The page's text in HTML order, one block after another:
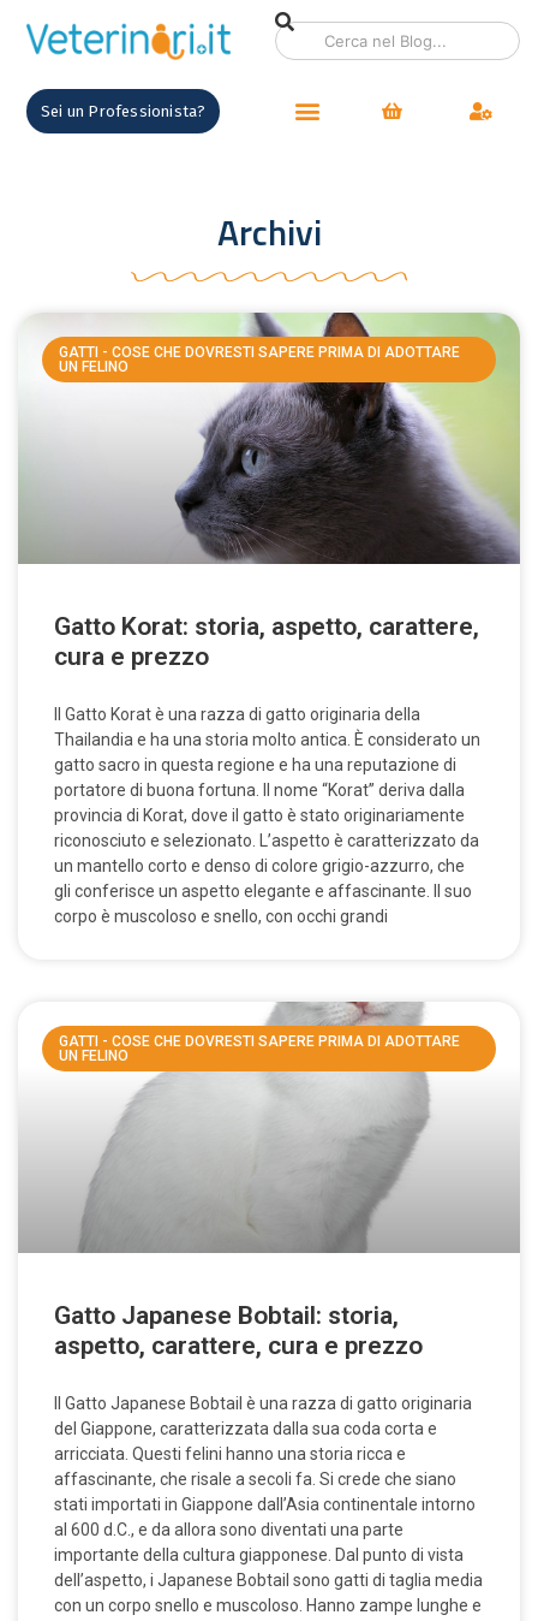
Sei un Professionista?
Archivi
GATTI - COSE CHE DOVRESTI SAPERE PRIMA DI ADOTTARE
UN FELINO
Gatto Korat: storia, aspetto, carattere,
cura e prezzo
Il Gatto Korat è una razza di gatto originaria della
Thailandia e ha una storia molto antica. È considerato un
gatto sacro in questa regione e ha una reputazione di
portatore di buona fortuna. Il nome “Korat” deriva dalla
provincia di Korat, dove il gatto è stato originariamente
riconosciuto e selezionato. L’aspetto è caratterizzato da
un mantello corto e denso di colore grigio-azzurro, che
gli conferisce un aspetto elegante e affascinante. Il suo
corpo è muscoloso e snello, con occhi grandi
GATTI - COSE CHE DOVRESTI SAPERE PRIMA DI ADOTTARE
UN FELINO
Gatto Japanese Bobtail: storia,
aspetto, carattere, cura e prezzo
Il Gatto Japanese Bobtail è una razza di gatto originaria
del Giappone, caratterizzata dalla sua coda corta e
arricciata. Questi felini hanno una storia ricca e
affascinante, che risale a secoli fa. Si crede che siano
stati importati in Giappone dall’Asia continentale intorno
al 600 d.C., e da allora sono diventati una parte
importante della cultura giapponese. Dal punto di vista
dell’aspetto, i Japanese Bobtail sono gatti di taglia media
con un corpo snello e muscoloso. Hanno zampe lunghe e